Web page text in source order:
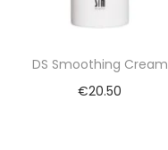
DS Smoothing Cream
€20.50